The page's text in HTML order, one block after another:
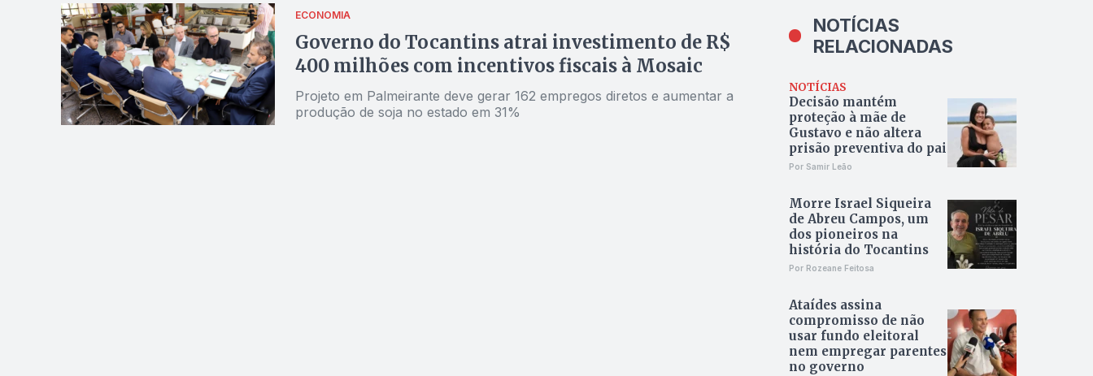
ECONOMIA
Governo do Tocantins atrai investimento de R$
400 milhões com incentivos fiscais à Mosaic
Projeto em Palmeirante deve gerar 162 empregos diretos e aumentar a
produção de soja no estado em 31%
NOTÍCIAS
RELACIONADAS
NOTÍCIAS
Decisão mantém
proteção à mãe de
Gustavo e não altera
prisão preventiva do pai
Por Samir Leão
Morre Israel Siqueira
de Abreu Campos, um
dos pioneiros na
história do Tocantins
Por Rozeane Feitosa
Ataídes assina
compromisso de não
usar fundo eleitoral
nem empregar parentes
no governo